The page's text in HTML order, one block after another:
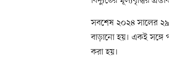
সবশেষ ২০২৪ সালের ২৯
বাড়ানো হয়। একই সঙ্গে
করা হয়।